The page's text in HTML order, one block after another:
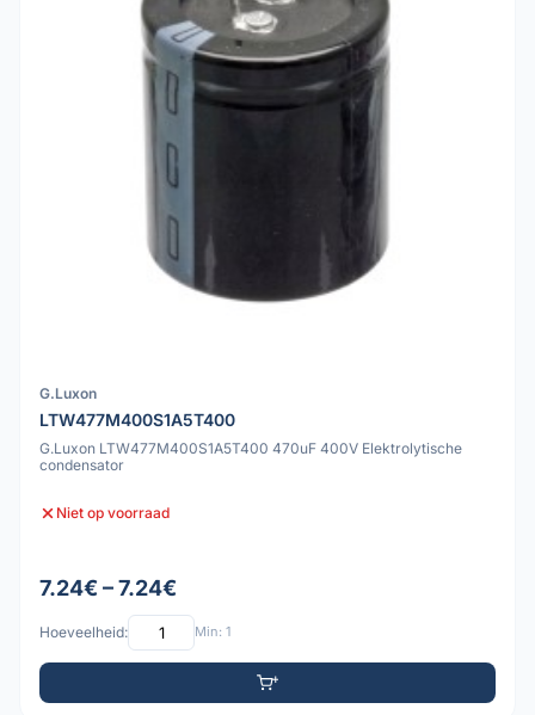
G.Luxon
LTW477M400S1A5T400
G.Luxon LTW477M400S1A5T400 470uF 400V Elektrolytische
condensator
Niet op voorraad
7.24€ – 7.24€
Hoeveelheid: Min: 1